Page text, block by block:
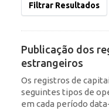
Filtrar Resultados
Publicação dos
estrangeiros
Os registros de
seguintes tipos de
em cada período